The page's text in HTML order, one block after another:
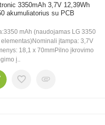
3350mAh 3,7V 12,39Wh
akumuliatorius su PCB
mAh (naudojamas LG 3350
elementas)Nominali įtampa: 3,7V
18,1 x 70mmPilno įkrovimo
į..